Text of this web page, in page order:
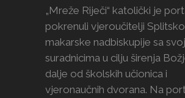
„Mreže Riječi“ katolički je
pokrenuli vjeroučitelji
makarske nadbiskupije sa
suradnicima u cilju širenja
dalje od školskih učionica i
vjeronaučnih dvorana. Na